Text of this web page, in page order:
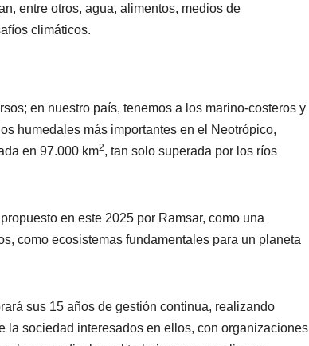
entre otros, agua, alimentos, medios de
climáticos.
en nuestro país, tenemos a los marino-costeros y
humedales más importantes en el Neotrópico,
en 97.000 km2, tan solo superada por los ríos
en este 2025 por Ramsar, como una
como ecosistemas fundamentales para un planeta
sus 15 años de gestión continua, realizando
la sociedad interesados en ellos, con organizaciones